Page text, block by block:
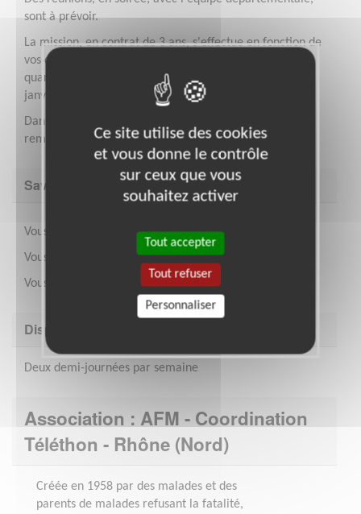
sont à prévoir.
La mission, en contrat de 3 ans, s'effectue en fonction de
vos disponibilités cependant une augmentation de la
quantité de travail est à prévoir entre septembre et
janvier (période du Téléthon).
Dans le cadre de votre mission, vos frais seront
remboursés et vous serez assuré.
Savoir être & compétences
Vous êtes organisé et rigoureux.
Vous savez gérer un compte.
Vous savez faire des bilans réguliers.
Disponibilité demandée
Deux demi-journées par semaine
Association : AFM - Coordination
Téléthon - Rhône (Nord)
Créée en 1958 par des malades et des
parents de malades refusant la fatalité,
Ce site utilise des cookies
et vous donne le contrôle
sur ceux que vous
souhaitez activer
Tout accepter
Tout refuser
Personnaliser